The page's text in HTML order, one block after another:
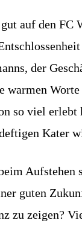
auf den FC
der
so viel
Kater
Aufstehen
guten
zu zeigen?